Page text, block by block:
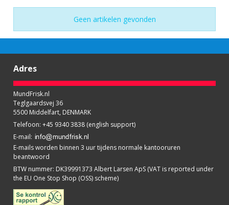
Geen artikelen gevonden
Adres
MundFrisk.nl
Teglgaardsvej 36
5500 Middelfart, DENMARK
Telefoon: +45 9340 3838 (english support)
E-mail:
E-mails worden binnen 3 uur tijdens normale kantooruren
beantwoord
BTW nummer: DK39991373 Albert Larsen ApS (VAT is reported under
the EU One Stop Shop (OSS) scheme)